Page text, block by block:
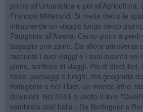
prima all’Urbanistica e poi
Francois Mitterand. Si mette dietro le
intraprende un viaggio lungo cento
Patagonia all’Alaska. Cento giorni a
bagaglio uno zaino. Da allora attraversa
racconta i suoi viaggi e i suoi incontri nei
pieno, scrittore di viaggi. Più di dieci libri,
fisica, paesaggi e luoghi, ma geografia
Patagonia o nel Tibet, un mondo altro,
delusioni. Nel 2016 è uscito il libro
sembrata così bella - Da Berlinguer a